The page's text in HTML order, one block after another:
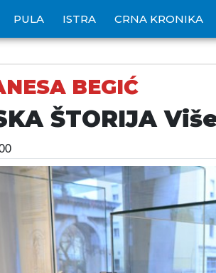
PULA ISTRA CRNA KRONIKA
BEGIĆ
ŠTORIJA